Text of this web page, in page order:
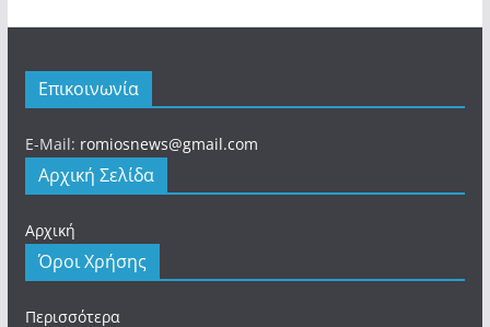
Επικοινωνία
E-Mail: romiosnews@gmail.com
Αρχική Σελίδα
Αρχική
Όροι Χρήσης
Περισσότερα